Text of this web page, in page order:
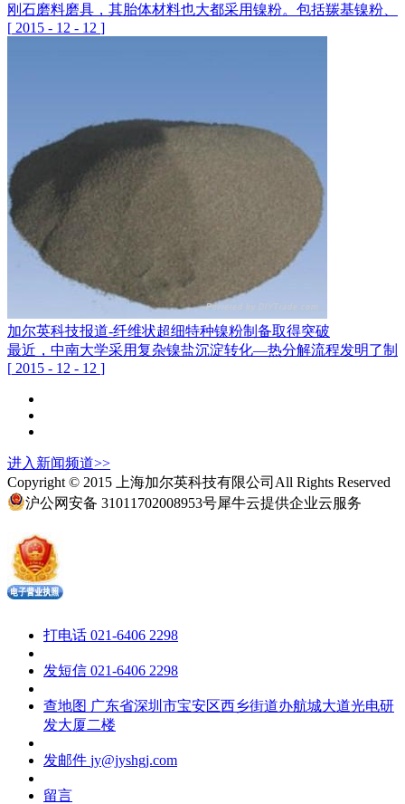
刚石磨料磨具，其胎体材料也大都采用镍粉。包括羰基镍粉、
[ 2015 - 12 - 12 ]
加尔英科技报道-纤维状超细特种镍粉制备取得突破
最近，中南大学采用复杂镍盐沉淀转化—热分解流程发明了
[ 2015 - 12 - 12 ]
进入 新闻频道>>
Copyright © 2015 上海加尔英科技有限公司All Rights Reserved
沪公网安备 31011702008953号犀牛云提供企业云服务
打电话 021-6406 2298
发短信 021-6406 2298
查地图 广东省深圳市宝安区西乡街道办航城大道光电研
发大厦二楼
发邮件 jy@jyshgj.com
留言